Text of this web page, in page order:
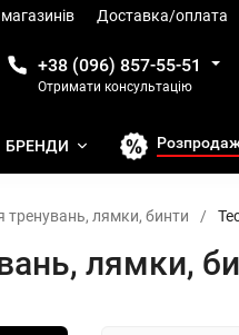
Доставка/оплата
+38 (096) 857-55-51
Отримати консультацію
БРЕНДИ
тренувань, лямки, бинти /
лямки,